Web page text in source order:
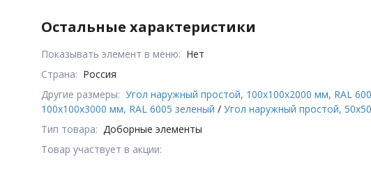
Остальные характеристики
Показывать элемент в меню: Нет
Страна: Россия
Другие размеры: Угол наружный простой, 100x100x2000 мм, RAL
100x100x3000 мм, RAL 6005 зеленый /Угол наружный простой,
Тип товара: Доборные элементы
Товар участвует в акции: